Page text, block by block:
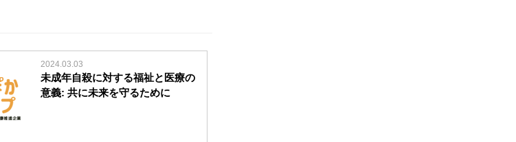
2024.03.03
未成年自殺に対する福祉と医療の
意義: 共に未来を守るために